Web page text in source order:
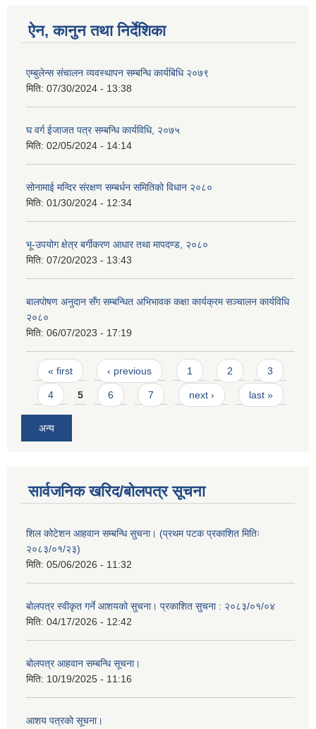
ऐन, कानुन तथा निर्देशिका
एम्बुलेन्स संचालन व्यवस्थापन सम्बन्धि कार्यबिधि २०७९
मिति: 07/30/2024 - 13:38
घ वर्ग ईजाजत पत्र सम्बन्धि कार्यविधि, २०७५
मिति: 02/05/2024 - 14:14
सोनामाई मन्दिर संरक्षण सम्बर्धन समितिको विधान २०८०
मिति: 01/30/2024 - 12:34
भू-उपयोग क्षेत्र बर्गीकरण आधार तथा मापदण्ड, २०८०
मिति: 07/20/2023 - 13:43
बालपोषण अनुदान सँग सम्बन्धित अभिभावक कक्षा कार्यक्रम सञ्चालन कार्यविधि
२०८०
मिति: 06/07/2023 - 17:19
Pages
« first ‹ previous 1 2 3
4 5 6 7 next › last »
अन्य
सार्वजनिक खरिद/बोलपत्र सूचना
शिल कोटेशन आहवान सम्बन्धि सुचना। (प्रथम पटक प्रकाशित मितिः
२०८३/०१/२३)
मिति: 05/06/2026 - 11:32
बोलपत्र स्वीकृत गर्ने आशयको सुचना। प्रकाशित सुचना : २०८३/०१/०४
मिति: 04/17/2026 - 12:42
बोलपत्र आहवान सम्बन्धि सूचना।
मिति: 10/19/2025 - 11:16
आशय पत्रको सूचना।